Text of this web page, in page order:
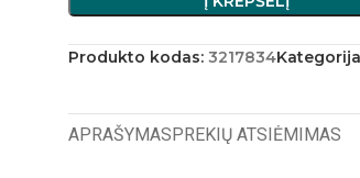
Produkto kodas: 3217834
APRAŠYMASPREKIŲ ATSIĖMIMAS